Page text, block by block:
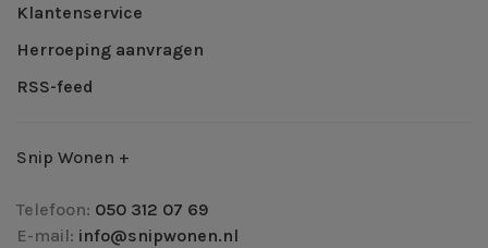
Klantenservice
Herroeping aanvragen
RSS-feed
Snip Wonen +
Telefoon: 050 312 07 69
E-mail: info@snipwonen.nl